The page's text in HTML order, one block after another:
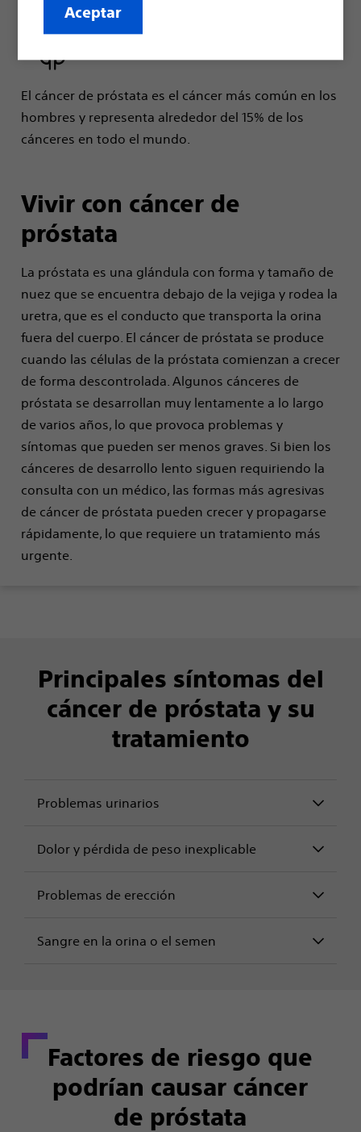
Aceptar
El cáncer de próstata es el cáncer más común en los
hombres y representa alrededor del 15% de los
cánceres en todo el mundo.
Vivir con cáncer de
próstata
La próstata es una glándula con forma y tamaño de
nuez que se encuentra debajo de la vejiga y rodea la
uretra, que es el conducto que transporta la orina
fuera del cuerpo. El cáncer de próstata se produce
cuando las células de la próstata comienzan a crecer
de forma descontrolada. Algunos cánceres de
próstata se desarrollan muy lentamente a lo largo
de varios años, lo que provoca problemas y
síntomas que pueden ser menos graves. Si bien los
cánceres de desarrollo lento siguen requiriendo la
consulta con un médico, las formas más agresivas
de cáncer de próstata pueden crecer y propagarse
rápidamente, lo que requiere un tratamiento más
urgente.
Principales síntomas del
cáncer de próstata y su
tratamiento
Problemas urinarios
Dolor y pérdida de peso inexplicable
Problemas de erección
Sangre en la orina o el semen
Factores de riesgo que
podrían causar cáncer
de próstata